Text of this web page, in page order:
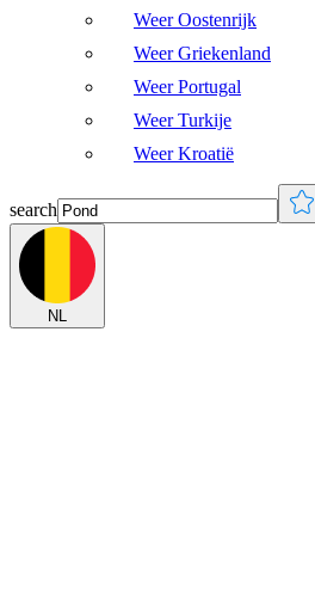
Weer Oostenrijk
Weer Griekenland
Weer Portugal
Weer Turkije
Weer Kroatië
search
NL